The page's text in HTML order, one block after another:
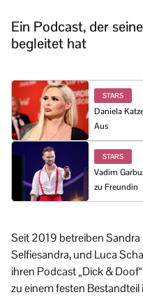
Ein Podcast, der
begleitet hat
STARS
Daniela
Aus
STARS
Vadim
zu Freundin
Seit 2019 betreiben
Selfiesandra, und Luca
ihren Podcast „Dick &
zu einem festen Bestandteil